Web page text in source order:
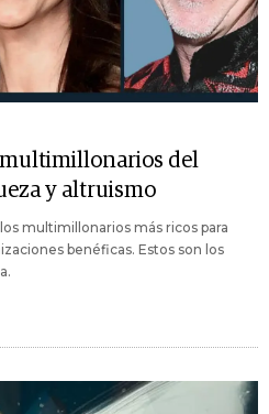
multimillonarios del
y altruismo
multimillonarios más ricos para
benéficas. Estos son los